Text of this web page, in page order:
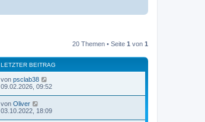
20 Themen • Seite 1 von 1
LETZTER BEITRAG
von psclab38
09.02.2026, 09:52
von Oliver
03.10.2022, 18:09